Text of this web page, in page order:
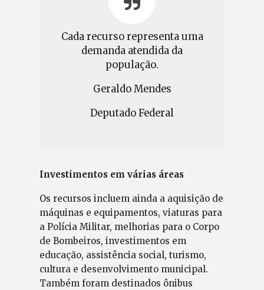
Cada recurso representa uma
demanda atendida da
população.
Geraldo Mendes
Deputado Federal
Investimentos em várias áreas
Os recursos incluem ainda a aquisição de
máquinas e equipamentos, viaturas para
a Polícia Militar, melhorias para o Corpo
de Bombeiros, investimentos em
educação, assistência social, turismo,
cultura e desenvolvimento municipal.
Também foram destinados ônibus